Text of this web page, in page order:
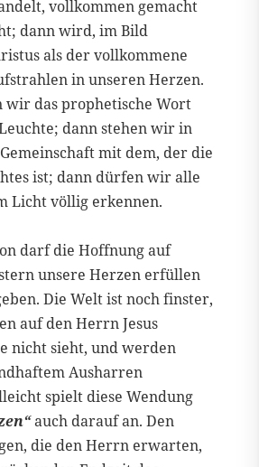
vollkommen gemacht
dann wird, im Bild
als der vollkommene
in unseren Herzen.
wir das prophetische Wort
dann stehen wir in
mit dem, der die
ist; dann dürfen wir alle
Licht völlig erkennen.
darf die Hoffnung auf
unsere Herzen erfüllen
Die Welt ist noch finster,
auf den Herrn Jesus
nicht sieht, und werden
Ausharren
spielt diese Wendung
auch darauf an. Den
die den Herrn erwarten,